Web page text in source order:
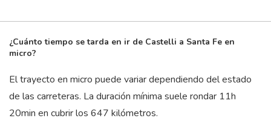
¿Cuánto tiempo se tarda en ir de Castelli a Santa Fe en
micro?
El trayecto en micro puede variar dependiendo del estado
de las carreteras. La duración mínima suele rondar 11h
20min en cubrir los 647 kilómetros.